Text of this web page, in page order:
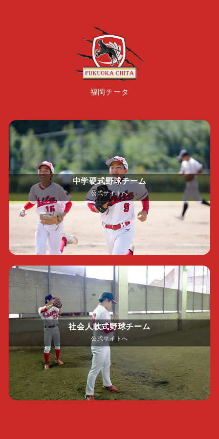
福岡チータ
中学硬式野球チーム
公式サイトへ
社会人軟式野球チーム
公式サイトへ